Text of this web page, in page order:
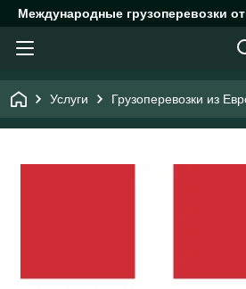
Международные грузоперевозки
Услуги Грузоперевозки из